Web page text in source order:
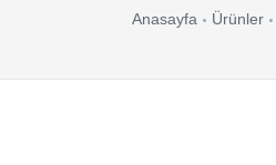
Anasayfa Ürünler